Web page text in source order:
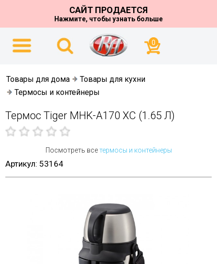
САЙТ ПРОДАЕТСЯ
Нажмите, чтобы узнать больше
0
Товары для дома
Товары для кухни
Термосы и контейнеры
Термос Tiger MHK-A170 XC (1.65 Л)
Посмотреть всетермосы и контейнеры
Артикул: 53164